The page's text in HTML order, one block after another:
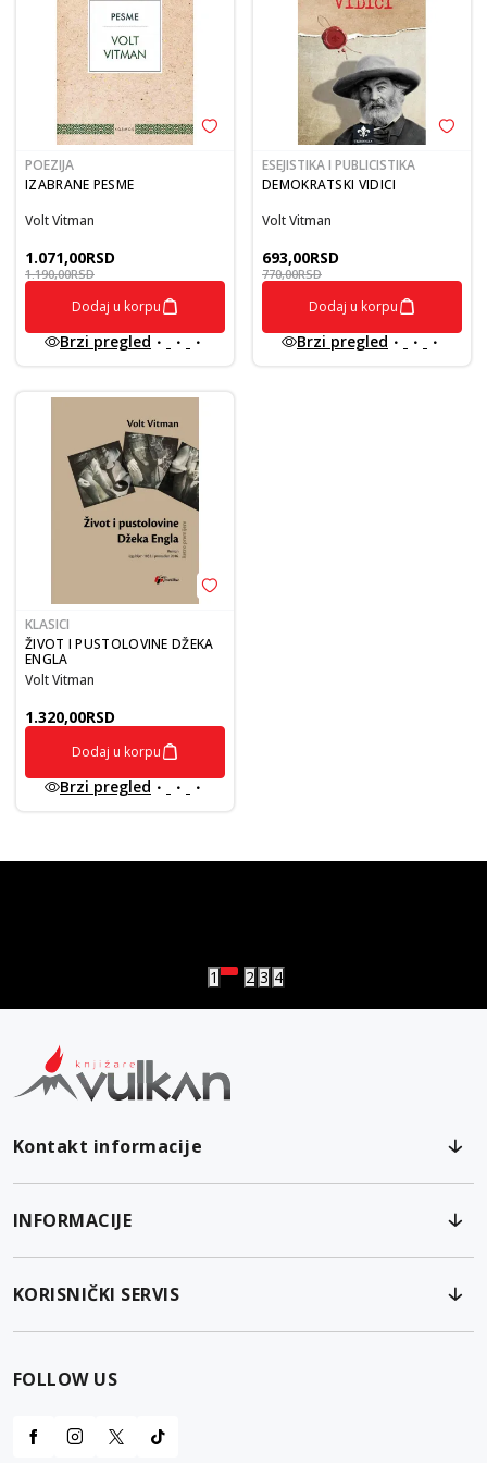
POEZIJA
IZABRANE PESME
Volt Vitman
1.071,00RSD
1.190,00RSD
Dodaj u korpu
Brzi pregled
ESEJISTIKA I PUBLICISTIKA
DEMOKRATSKI VIDICI
Volt Vitman
693,00RSD
770,00RSD
Dodaj u korpu
Brzi pregled
KLASICI
ŽIVOT I PUSTOLOVINE DŽEKA
ENGLA
Volt Vitman
1.320,00RSD
Dodaj u korpu
Brzi pregled
1 2 3 4
Kontakt informacije
INFORMACIJE
KORISNIČKI SERVIS
FOLLOW US